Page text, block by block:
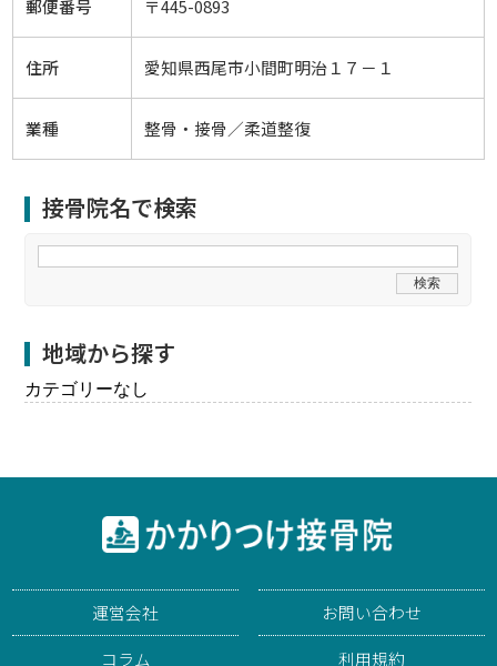
郵便番号 〒445-0893
住所 愛知県西尾市小間町明治１７－１
業種 整骨・接骨／柔道整復
接骨院名で検索
地域から探す
カテゴリーなし
運営会社
コラム
お問い合わせ
利用規約